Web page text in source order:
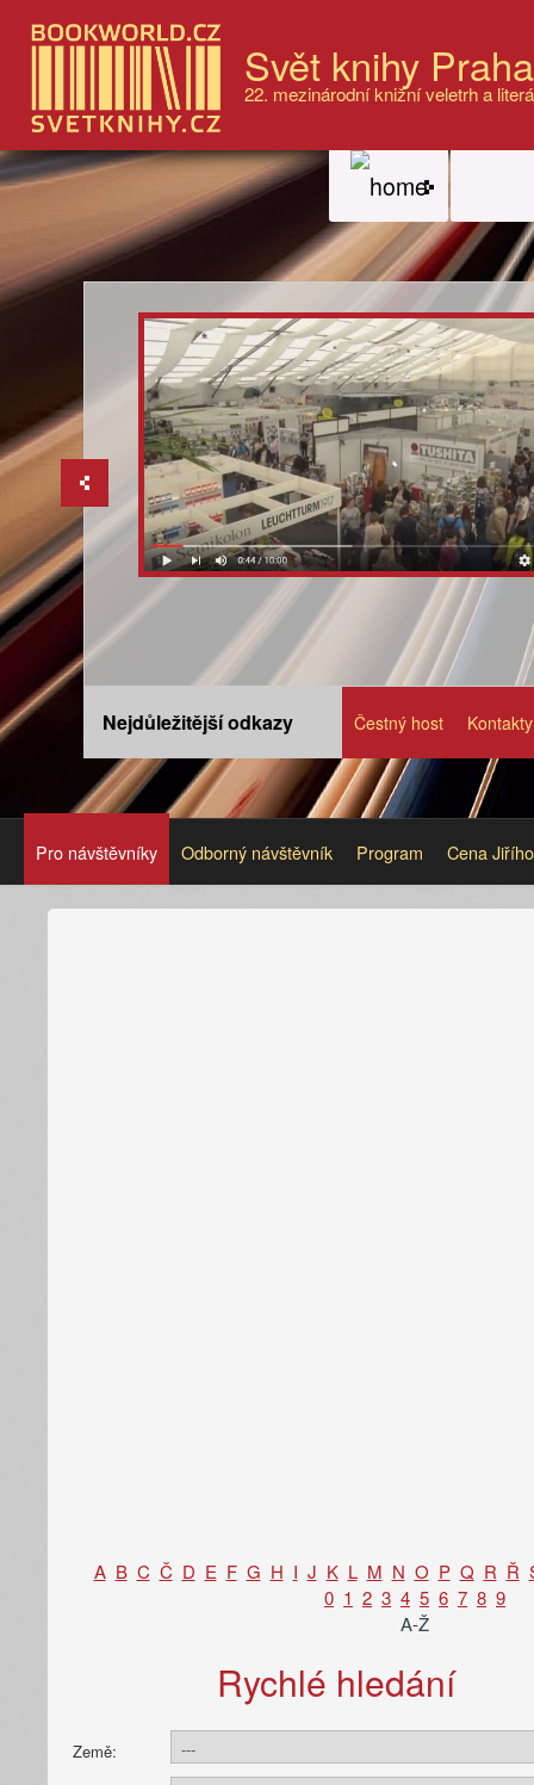
Svět knihy
22. mezinárodní knižní veletrh a
Nejdůležitější odkazy Čestný host Kontakty
Pro návštěvníky Odborný návštěvník Program Cena
A B C Č D E F G H I J K L M N O P Q R Ř
0 1 2 3 4 5 6 7 8 9
A-Ž
Rychlé hledání
Země: